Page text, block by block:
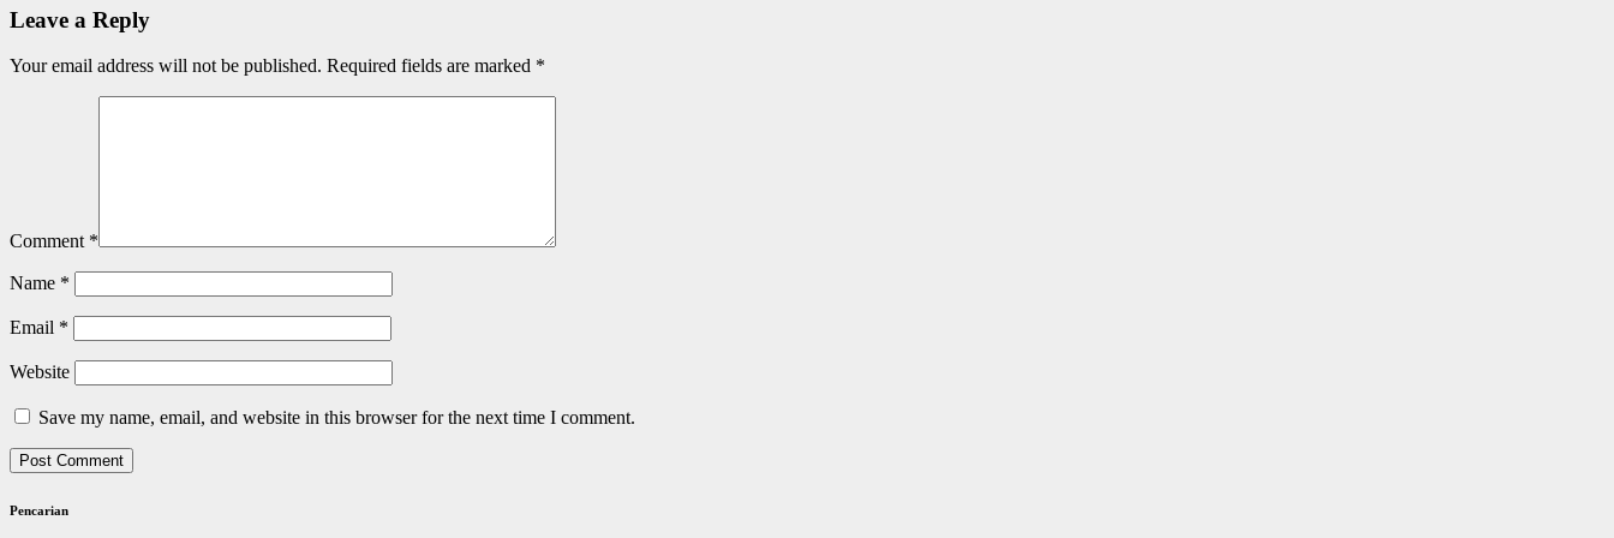
Leave a Reply
Your email address will not be published. Required fields are marked *
Comment *
Name *
Email *
Website
Save my name, email, and website in this browser for the next time I comment.
Pencarian